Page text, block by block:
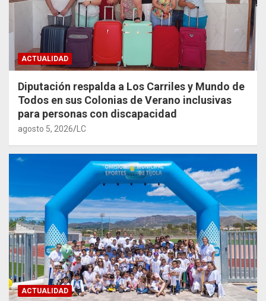
ACTUALIDAD
Diputación respalda a Los Carriles y Mundo de
Todos en sus Colonias de Verano inclusivas
para personas con discapacidad
agosto 5, 2026 LC
ACTUALIDAD